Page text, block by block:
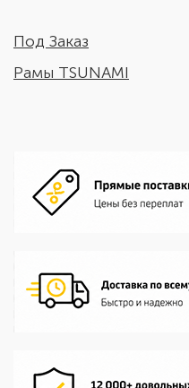
Под Заказ
Рамы TSUNAMI